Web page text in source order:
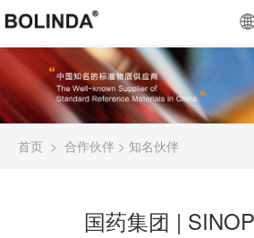
首页 > 合作伙伴 > 知名伙伴
国药集团 |